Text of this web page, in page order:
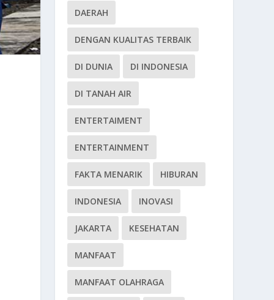
DAERAH
DENGAN KUALITAS TERBAIK
DI DUNIA DI INDONESIA
DI TANAH AIR
ENTERTAIMENT
ENTERTAINMENT
FAKTA MENARIK HIBURAN
INDONESIA INOVASI
JAKARTA KESEHATAN
MANFAAT
MANFAAT OLAHRAGA